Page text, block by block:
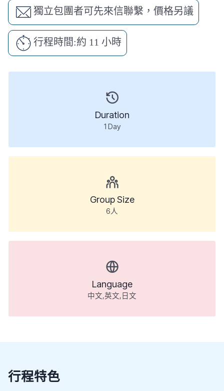
獨立包團者可先來信聯繫，價格另議
行程時間:約 11 小時
Duration
1 Day
Group Size
6人
Language
中文,英文,日文
行程特色